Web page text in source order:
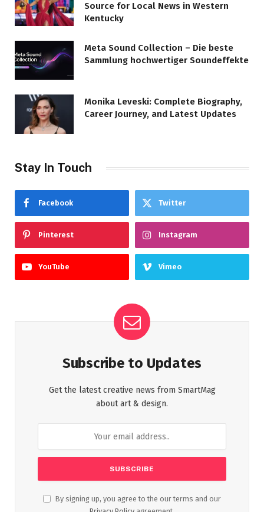
Source for Local News in Western
Kentucky
Meta Sound Collection – Die beste
Sammlung hochwertiger Soundeffekte
Monika Leveski: Complete Biography,
Career Journey, and Latest Updates
Stay In Touch
Facebook Twitter
Pinterest Instagram
YouTube Vimeo
Subscribe to Updates
Get the latest creative news from SmartMag
about art & design.
By signing up, you agree to the our terms and our